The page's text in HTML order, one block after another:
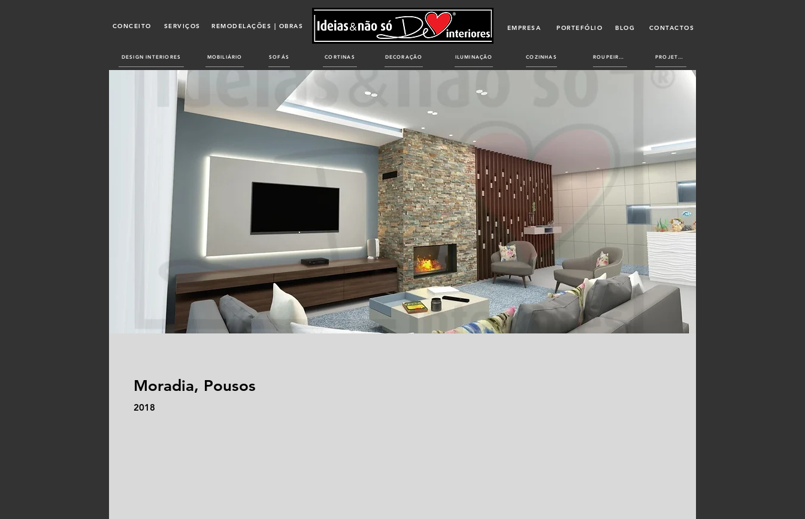
CONCEITO SERVIÇOS REMODELAÇÕES | OBRAS EMPRESA PORTEFÓLIO BLOG CONTACTOS
DESIGN INTERIORES MOBILIÁRIO SOFÁS CORTINAS DECORAÇÃO ILUMINAÇÃO COZINHAS
Moradia, Pousos
2018